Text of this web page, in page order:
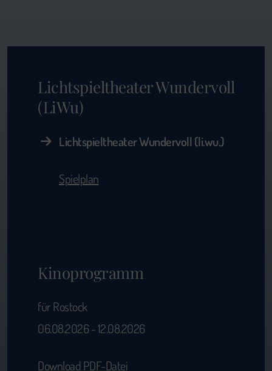
Lichtspieltheater Wundervoll
(LiWu)
Lichtspieltheater Wundervoll (li.wu.)
Spielplan
Kinoprogramm
für Rostock
06.08.2026 - 12.08.2026
Download PDF-Datei